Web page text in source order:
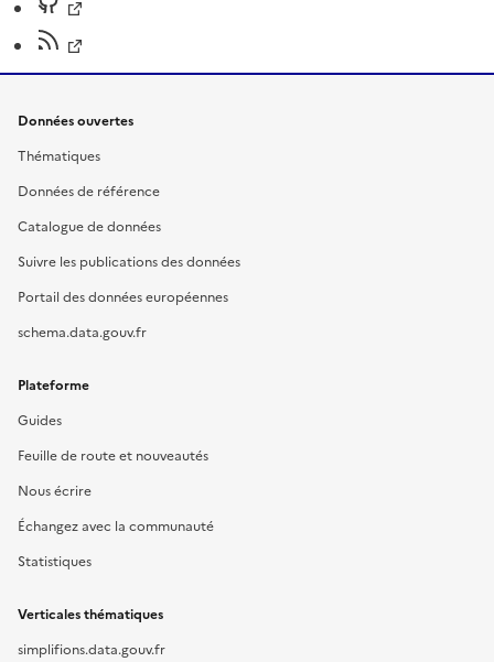
Données ouvertes
Thématiques
Données de référence
Catalogue de données
Suivre les publications des données
Portail des données européennes
schema.data.gouv.fr
Plateforme
Guides
Feuille de route et nouveautés
Nous écrire
Échangez avec la communauté
Statistiques
Verticales thématiques
simplifions.data.gouv.fr